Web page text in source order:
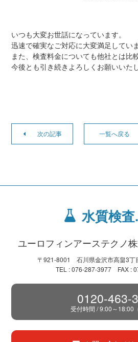
いつも大変お世話になっています。
迅速で確実なご対応に大変満足していま
また、検査料金についても他社とは比
今後とも引き続きよろしくお願いいた
次の記事 一覧へ戻る
水質検
ユーロフィンアーステクノ
〒921-8001 石川県金沢市高畠3丁
TEL : 076-287-3977 FAX :
0120-463-
受付時間 / 9:00～18:00